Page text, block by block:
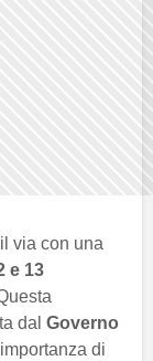
via con una
e 13
dal Governo
di